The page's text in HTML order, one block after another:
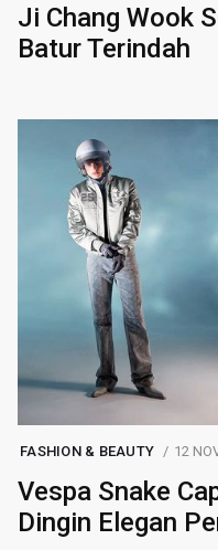
Ji Chang Wook
Batur Terindah
FASHION & BEAUTY 12
Vespa Snake
Dingin Elegan